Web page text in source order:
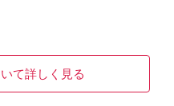
て詳しく見る